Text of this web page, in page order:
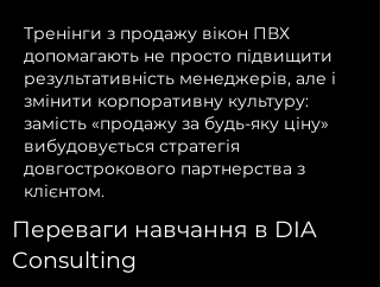
Тренінги з продажу вікон ПВХ
допомагають не просто підвищити
результативність менеджерів, але і
змінити корпоративну культуру:
замість «продажу за будь-яку ціну»
вибудовується стратегія
довгострокового партнерства з
клієнтом.
Переваги навчання в DIA
Consulting